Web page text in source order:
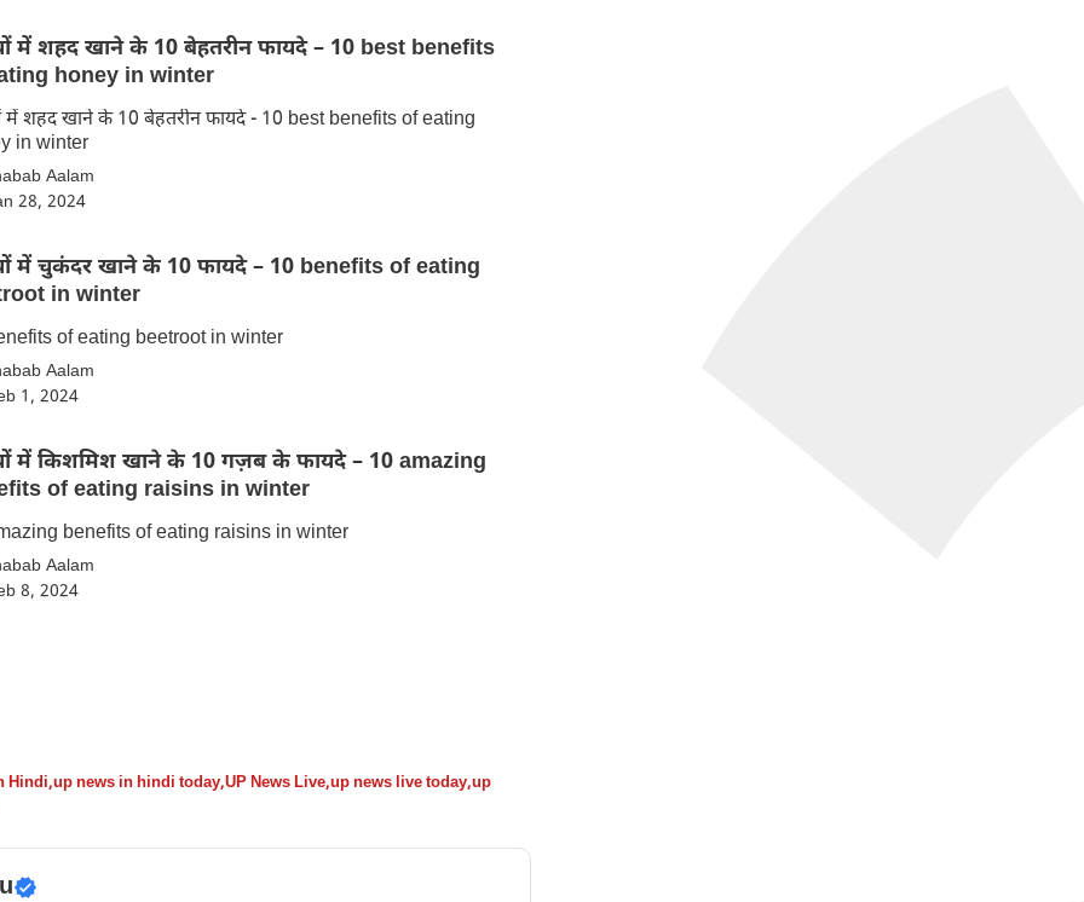
में शहद खाने के 10 बेहतरीन फायदे – 10 best benefits
honey in winter
में शहद खाने के 10 बेहतरीन फायदे - 10 best benefits of eating
in winter
Aalam
28, 2024
में चुकंदर खाने के 10 फायदे – 10 benefits of eating
in winter
of eating beetroot in winter
Aalam
1, 2024
में किशमिश खाने के 10 गज़ब के फायदे – 10 amazing
of eating raisins in winter
benefits of eating raisins in winter
Aalam
8, 2024
Hindi,up news in hindi today,UP News Live,up news live today,up